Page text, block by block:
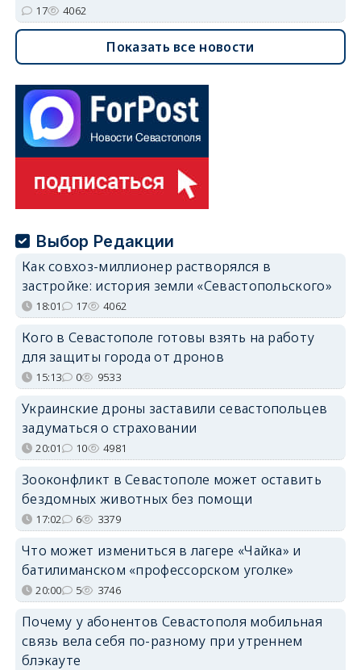
17 4062
Показать все новости
Выбор Редакции
Как совхоз-миллионер растворялся в
застройке: история земли «Севастопольского»
18:01 17 4062
Кого в Севастополе готовы взять на работу
для защиты города от дронов
15:13 0 9533
Украинские дроны заставили севастопольцев
задуматься о страховании
20:01 10 4981
Зооконфликт в Севастополе может оставить
бездомных животных без помощи
17:02 6 3379
Что может измениться в лагере «Чайка» и
батилиманском «профессорском уголке»
20:00 5 3746
Почему у абонентов Севастополя мобильная
связь вела себя по-разному при утреннем
блэкауте